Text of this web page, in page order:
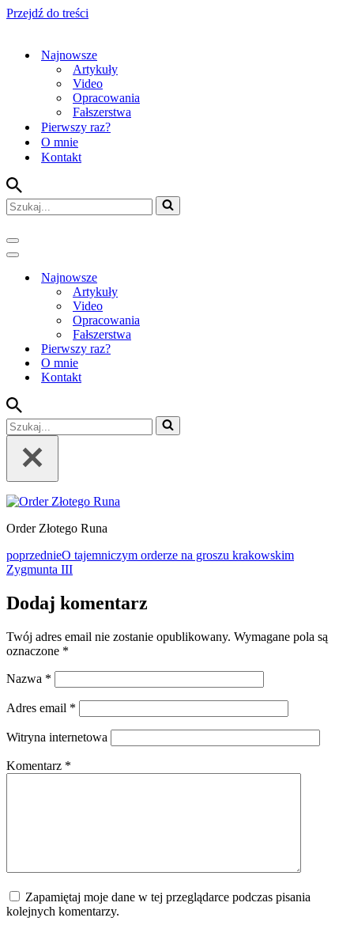
Przejdź do treści
Najnowsze
Artykuły
Video
Opracowania
Fałszerstwa
Pierwszy raz?
O mnie
Kontakt
Szukaj...
Menu
nawigacji
Menu
nawigacjiNajnowsze
Artykuły
Video
Opracowania
Fałszerstwa
Pierwszy raz?
O mnie
Kontakt
Szukaj...
Order Złotego Runa
poprzednieO tajemniczym orderze na groszu krakowskim
Zygmunta III
Dodaj komentarz
Twój adres email nie zostanie opublikowany. Wymagane pola są
oznaczone *
Nazwa *
Adres email *
Witryna internetowa
Komentarz *
Zapamiętaj moje dane w tej przeglądarce podczas pisania
kolejnych komentarzy.